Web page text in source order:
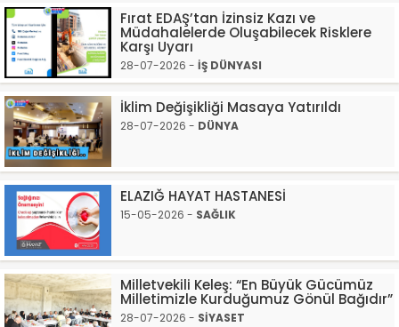
Fırat EDAŞ’tan İzinsiz Kazı ve
Müdahalelerde Oluşabilecek Risklere
Karşı Uyarı
28-07-2026 - İŞ DÜNYASI
İklim Değişikliği Masaya Yatırıldı
28-07-2026 - DÜNYA
ELAZIĞ HAYAT HASTANESİ
15-05-2026 - SAĞLIK
Milletvekili Keleş: “En Büyük Gücümüz
Milletimizle Kurduğumuz Gönül Bağıdır”
28-07-2026 - SİYASET